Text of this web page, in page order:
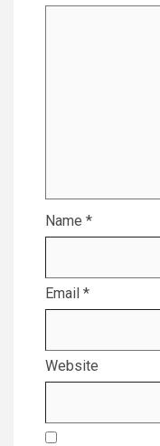
Name *
Email *
Website